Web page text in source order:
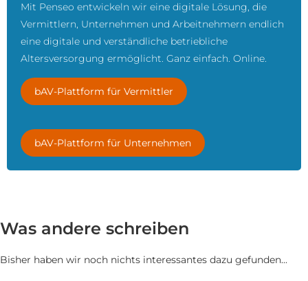
Mit Penseo entwickeln wir eine digitale Lösung, die
Vermittlern, Unternehmen und Arbeitnehmern endlich
eine digitale und verständliche betriebliche
Altersversorgung ermöglicht. Ganz einfach. Online.
bAV-Plattform für Vermittler
bAV-Plattform für Unternehmen
Was andere schreiben
Bisher haben wir noch nichts interessantes dazu gefunden...